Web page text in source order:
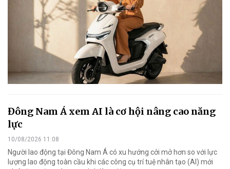
Đông Nam Á xem AI là cơ hội nâng cao năng
lực
10/08/2026 11:08
Người lao động tại Đông Nam Á có xu hướng cởi mở hơn so với lực
lượng lao động toàn cầu khi các công cụ trí tuệ nhân tạo (AI) mới